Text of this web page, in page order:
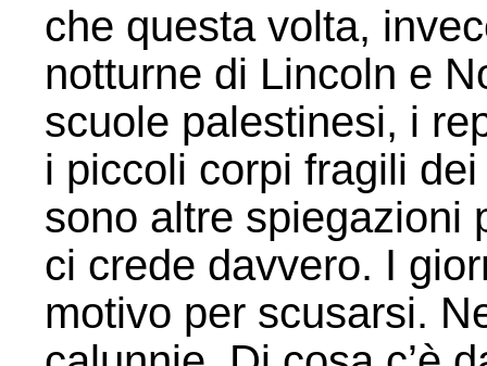
che questa volta,
notturne di Lincoln e
scuole palestinesi, i
i piccoli corpi fragili
sono altre spiegazioni
ci crede davvero. I
motivo per scusarsi.